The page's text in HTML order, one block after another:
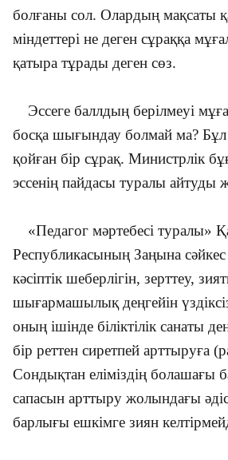
болғаны сол. Олардың мақсаты
міндеттері не деген сұраққа
қатыра тұрады деген сөз.
Эссеге баллдың берілмеуі
босқа шығындау болмай ма? Бұл
қойған бір сұрақ. Министрлік
эссенің пайдасы туралы айтуды
«Педагог мәртебесі туралы»
Республикасының Заңына сәйкес
кәсіптік шеберлігін, зерттеу,
шығармашылық деңгейін
оның ішінде біліктілік санаты
бір реттен сиретпей арттыруға
Сондықтан еліміздің болашағы
сапасын арттыру жолындағы
барлығы ешкімге зиян